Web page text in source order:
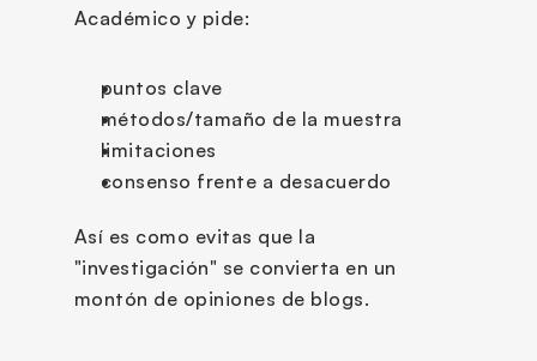
Académico y pide:
puntos clave
métodos/tamaño de la muestra
limitaciones
consenso frente a desacuerdo
Así es como evitas que la
"investigación" se convierta en un
montón de opiniones de blogs.